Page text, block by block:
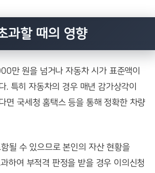
과할 때의 영향
만 원을 넘거나 자동차 시가 표준액이
특히 자동차의 경우 매년 감가상각이
면 국세청 홈택스 등을 통해 정확한 차량
될 수 있으므로 본인의 자산 현황을
하여 부적격 판정을 받을 경우 이의신청